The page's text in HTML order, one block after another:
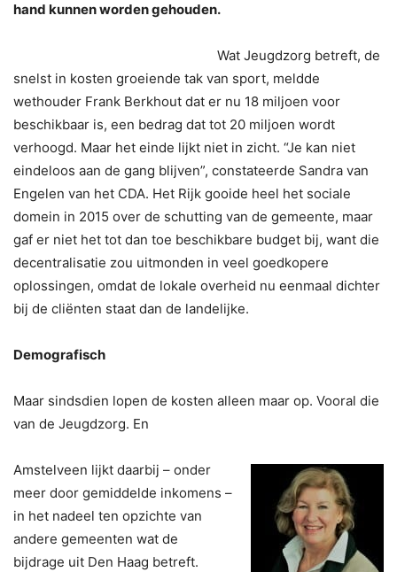
hand kunnen worden gehouden.
Wat Jeugdzorg betreft, de
snelst in kosten groeiende tak van sport, meldde
wethouder Frank Berkhout dat er nu 18 miljoen voor
beschikbaar is, een bedrag dat tot 20 miljoen wordt
verhoogd. Maar het einde lijkt niet in zicht. “Je kan niet
eindeloos aan de gang blijven”, constateerde Sandra van
Engelen van het CDA. Het Rijk gooide heel het sociale
domein in 2015 over de schutting van de gemeente, maar
gaf er niet het tot dan toe beschikbare budget bij, want die
decentralisatie zou uitmonden in veel goedkopere
oplossingen, omdat de lokale overheid nu eenmaal dichter
bij de cliënten staat dan de landelijke.
Demografisch
Maar sindsdien lopen de kosten alleen maar op. Vooral die
van de Jeugdzorg. En
Amstelveen lijkt daarbij – onder
meer door gemiddelde inkomens –
in het nadeel ten opzichte van
andere gemeenten wat de
bijdrage uit Den Haag betreft.